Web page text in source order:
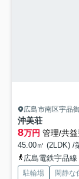
広島市南区宇品
沖美荘
8万円 管理/共
45.00㎡ (2LDK) /
広島電鉄宇品
駐輪場 閑静な